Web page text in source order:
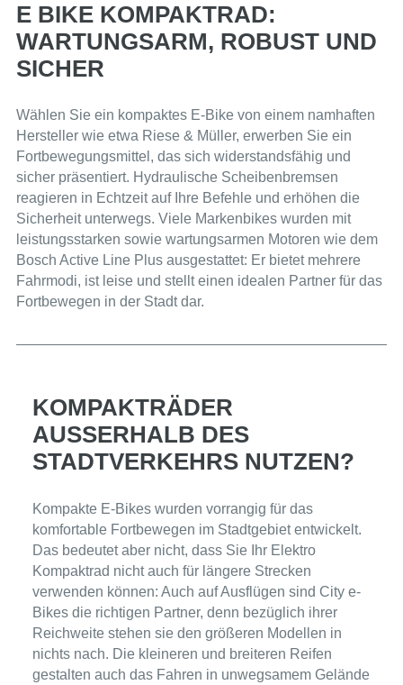
E BIKE KOMPAKTRAD:
WARTUNGSARM, ROBUST UND
SICHER
Wählen Sie ein kompaktes E-Bike von einem namhaften
Hersteller wie etwa Riese & Müller, erwerben Sie ein
Fortbewegungsmittel, das sich widerstandsfähig und
sicher präsentiert. Hydraulische Scheibenbremsen
reagieren in Echtzeit auf Ihre Befehle und erhöhen die
Sicherheit unterwegs. Viele Markenbikes wurden mit
leistungsstarken sowie wartungsarmen Motoren wie dem
Bosch Active Line Plus ausgestattet: Er bietet mehrere
Fahrmodi, ist leise und stellt einen idealen Partner für das
Fortbewegen in der Stadt dar.
KOMPAKTRÄDER
AUSSERHALB DES S
TADTVERKEHRS NUTZEN?
Kompakte E-Bikes wurden vorrangig für das
komfortable Fortbewegen im Stadtgebiet entwickelt.
Das bedeutet aber nicht, dass Sie Ihr Elektro
Kompaktrad nicht auch für längere Strecken
verwenden können: Auch auf Ausflügen sind City e-
Bikes die richtigen Partner, denn bezüglich ihrer
Reichweite stehen sie den größeren Modellen in
nichts nach. Die kleineren und breiteren Reifen
gestalten auch das Fahren in unwegsamem Gelände